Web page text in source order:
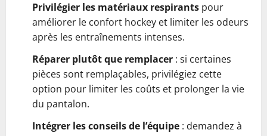
Privilégier les matériaux respirants pour
améliorer le confort hockey et limiter les odeurs
après les entraînements intenses.
Réparer plutôt que remplacer : si certaines
pièces sont remplaçables, privilégiez cette
option pour limiter les coûts et prolonger la vie
du pantalon.
Intégrer les conseils de l’équipe : demandez à